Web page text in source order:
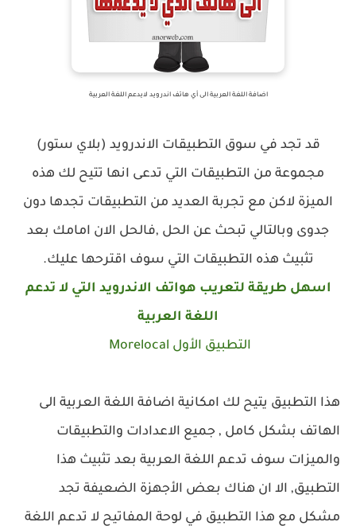
اضافة اللغة العربية الى أي هاتف اندرويد لايدعم اللغة العربية
قد تجد في سوق التطبيقات الاندرويد (بلاي ستور)
مجموعة من التطبيقات التي تدعى انها تتيح لك هذه
الميزة لاكن مع تجربة العديد من التطبيقات تجدها دون
جدوى وبالتالي تبحث عن الحل ,فالحل الان امامك بعد
تثبيث هذه التطبيقات التي سوف اقترحها عليك.
اسهل طريقة لتعريب هواتف الاندرويد التي لا تدعم
اللغة العربية
التطبيق الأول Morelocal
التطبيق يتيح لك امكانية اضافة اللغة العربية الى
بشكل كامل , جميع الاعدادات والتطبيقات
سوف تدعم اللغة العربية بعد تثبيث هذا
الا ان هناك بعض الأجهزة الضعيفة تجد
مع هذا التطبيق في لوحة المفاتيح لا تدعم اللغة